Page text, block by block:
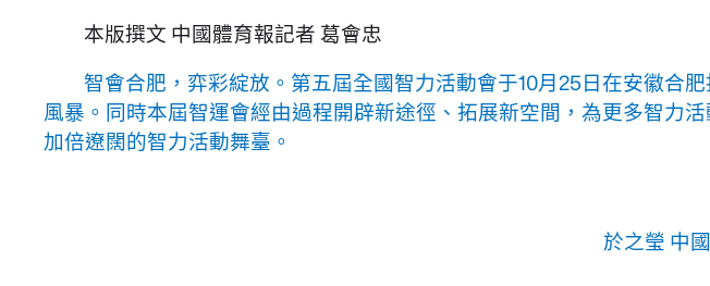
本版撰文 中國體育報記者 葛會忠
智會合肥，弈彩綻放。第五屆全國智力活動會于10月25日在安徽合
風暴。同時本屆智運會經由過程開辟新途徑、拓展新空間，為更多智力
加倍遼闊的智力活動舞臺。
於之瑩 中